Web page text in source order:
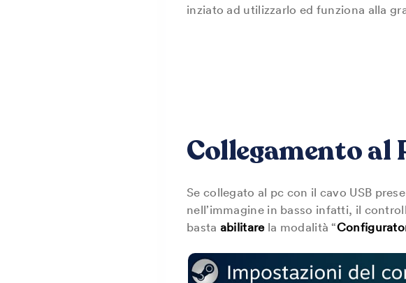
inziato ad utilizzarlo ed funziona alla
Collegamento al
Se collegato al pc con il cavo USB
nell’immagine in basso infatti, il
basta abilitarela modalità “